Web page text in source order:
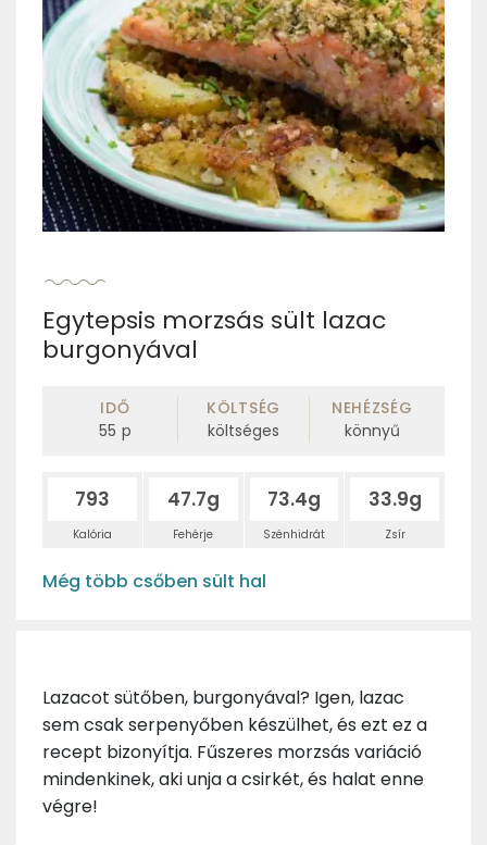
Egytepsis morzsás sült lazac
burgonyával
IDŐ
55 p
KÖLTSÉG
költséges
NEHÉZSÉG
könnyű
793
Kalória
47.7g
Fehérje
73.4g
Szénhidrát
33.9g
Zsír
Még több csőben sült hal
Lazacot sütőben, burgonyával? Igen, lazac
sem csak serpenyőben készülhet, és ezt ez a
recept bizonyítja. Fűszeres morzsás variáció
mindenkinek, aki unja a csirkét, és halat enne
végre!